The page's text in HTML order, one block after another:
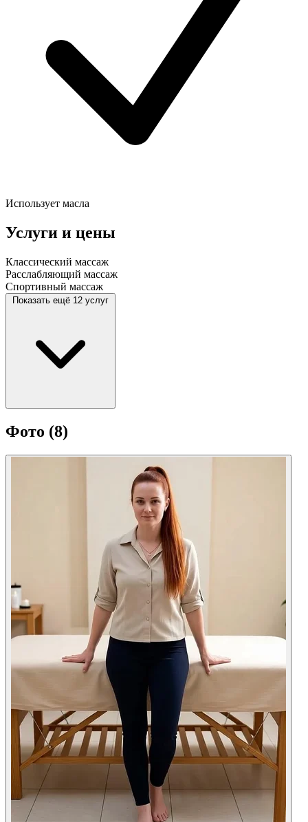
Использует масла
Услуги и цены
Классический массаж
Расслабляющий массаж
Спортивный массаж
Показать ещё 12 услуг
Фото (8)